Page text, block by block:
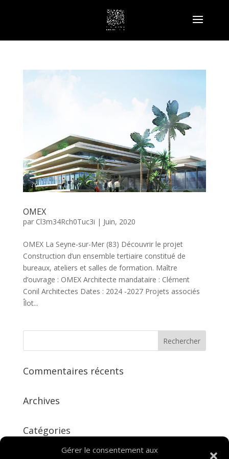
Gérer le consentement aux
OMEX
par Cl3m34Rch0Tuc3i | Juin, 2020
OMEX La Seyne-sur-Mer (83) Découvrir le projet
Construction d’un ensemble tertiaire constitué de
bureaux, ateliers et salles de formation. Maître
d’ouvrage : OMEX Architecte mandataire : Clément
Conil Architectes Dates : 2024 -2027 Projets associés
Îlot...
Commentaires récents
Archives
Catégories
Aucune catégorie